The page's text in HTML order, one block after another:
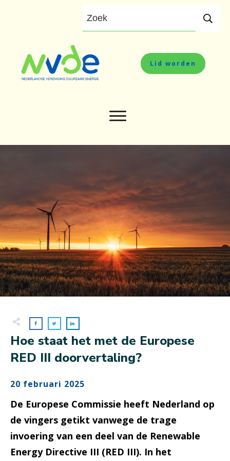
Lid worden
Hoe staat het met de Europese
RED III doorvertaling?
20 februari 2025
De Europese Commissie heeft Nederland op
de vingers getikt vanwege de trage
invoering van een deel van de Renewable
Energy Directive III (RED III). In het